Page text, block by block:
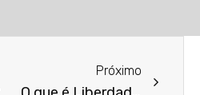
Próximo